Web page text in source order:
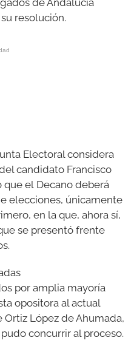
de Andalucía
resolución.
Electoral considera
candidato Francisco
que el Decano deberá
elecciones, únicamente
en la que, ahora sí,
se presentó frente
por amplia mayoría
opositora al actual
López de Ahumada,
concurrir al proceso.